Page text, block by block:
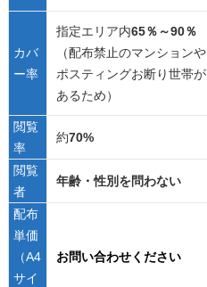
カバ
ー率
指定エリア内65％～90％
（配布禁止のマンションや
ポスティングお断り世帯が
あるため）
閲覧
率
約70%
閲覧
者
年齢・性別を問わない
配布
単価
（A4
サイ
お問い合わせください